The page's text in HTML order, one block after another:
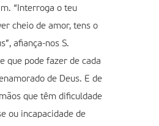
“Interroga o teu
cheio de amor, tens o
afiança-nos S.
que pode fazer de cada
de Deus. E de
que têm dificuldade
ou incapacidade de